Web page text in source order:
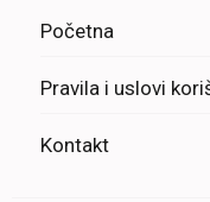
Početna
Pravila i uslovi
Kontakt